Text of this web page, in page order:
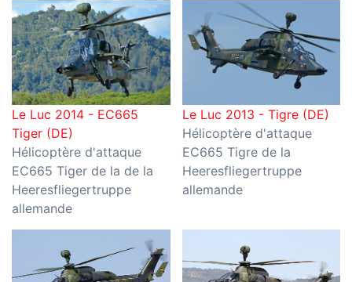
Le Luc 2014 - EC665
Tiger (DE)
Hélicoptère d'attaque
EC665 Tiger de la de la
Heeresfliegertruppe
allemande
Le Luc 2013 - Tigre (DE)
Hélicoptère d'attaque
EC665 Tigre de la
Heeresfliegertruppe
allemande